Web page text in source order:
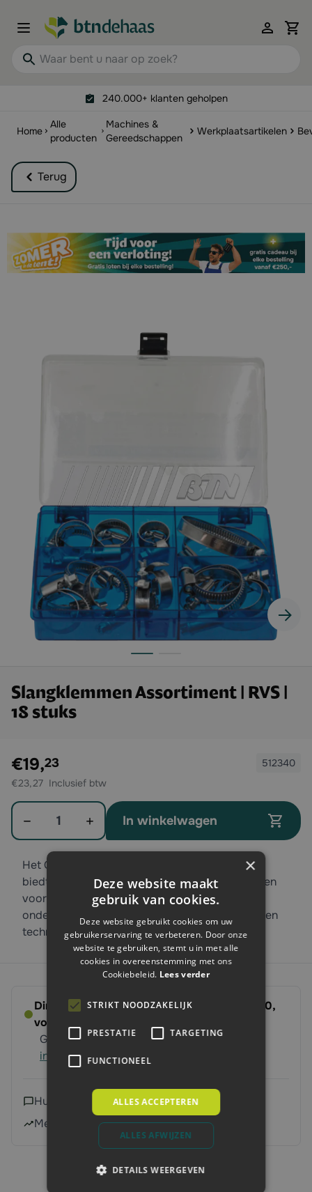
Waar bent u naar op zoek?
240.000+ klanten geholpen
Home
Alle
producten
Machines &
Gereedschappen
Werkplaatsartikelen
Terug
Slangklemmen Assortiment | RVS |
18 stuks
Exclusief btw:
€19,23
€23,27
512340
Aantal
In winkelwagen
Het Granit Assortiment slangklemmen 18-delig
biedt een complete selectie aan stevige klemmen
voor verschillende slangdiameters, ideaal voor
onderhouds- en reparatiewerk in de landbouw en
techniek.
Direct leverbaar - Bestel voor dinsdag 14:00,
volgende werkdag op ’t erf
Gratis verzending vanaf 250 euroMeer
informatie
Hulp nodig?
Neem contact met ons op
Meer dan 240.000 klanten geholpen
×
Deze website maakt
gebruik van cookies.
Deze website gebruikt cookies om uw
gebruikerservaring te verbeteren. Door onze
website te gebruiken, stemt u in met alle
cookies in overeenstemming met ons
Cookiebeleid. Lees verder
STRIKT NOODZAKELIJK
PRESTATIE TARGETING
FUNCTIONEEL
ALLES ACCEPTEREN
ALLES AFWIJZEN
DETAILS WEERGEVEN